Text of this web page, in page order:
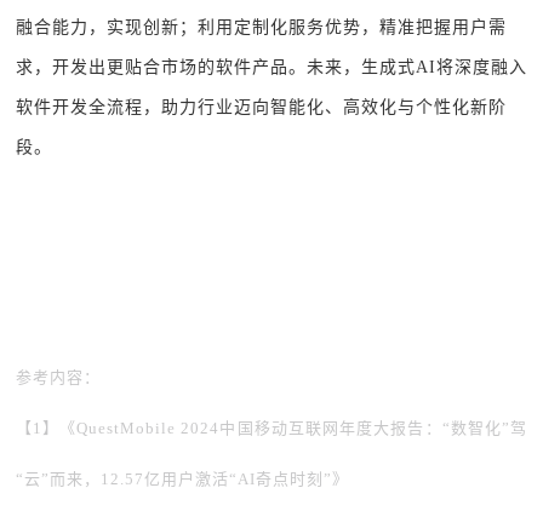
融合能力，实现创新；利用定制化服务优势，精准把握用户需
求，开发出更贴合市场的软件产品。未来，生成式AI将深度融入
软件开发全流程，助力行业迈向智能化、高效化与个性化新阶
段。
参考内容：
【1】《QuestMobile 2024中国移动互联网年度大报告：“数智化”驾
“云”而来，12.57亿用户激活“AI奇点时刻”》